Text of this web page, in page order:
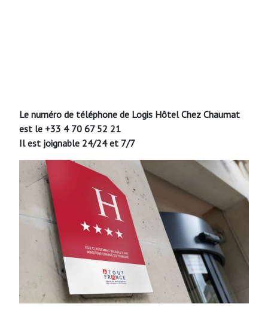
Le numéro de téléphone de Logis Hôtel Chez Chaumat
est le +33 4 70 67 52 21
Il est joignable 24/24 et 7/7